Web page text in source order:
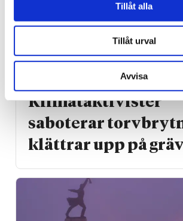
Tillåt alla
Tillåt urval
Avvisa
Klimat­aktivister
saboterar
klättrar upp på